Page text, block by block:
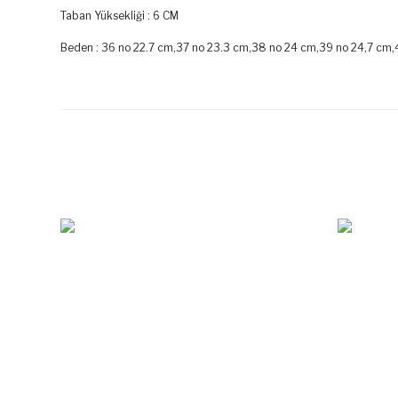
Taban Yüksekliği : 6 CM
Beden : 36 no 22.7 cm,37 no 23.3 cm,38 no 24 cm,39 no 24,7